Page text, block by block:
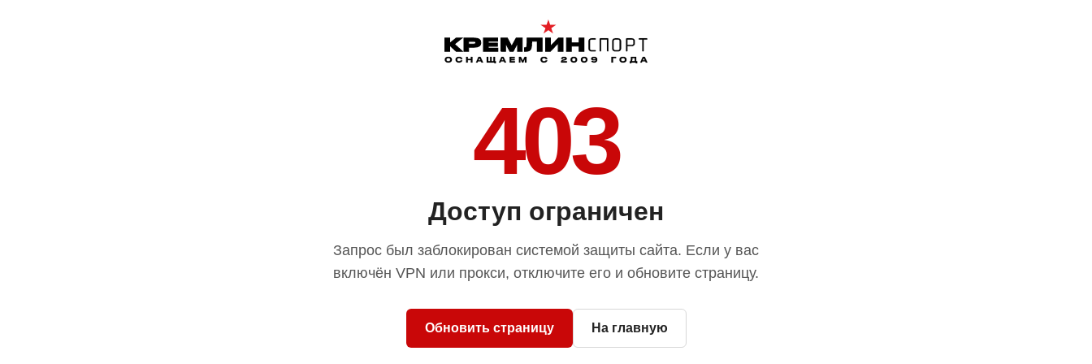
403
Доступ ограничен
Запрос был заблокирован системой защиты сайта. Если у вас
включён VPN или прокси, отключите его и обновите страницу.
Обновить страницу На главную